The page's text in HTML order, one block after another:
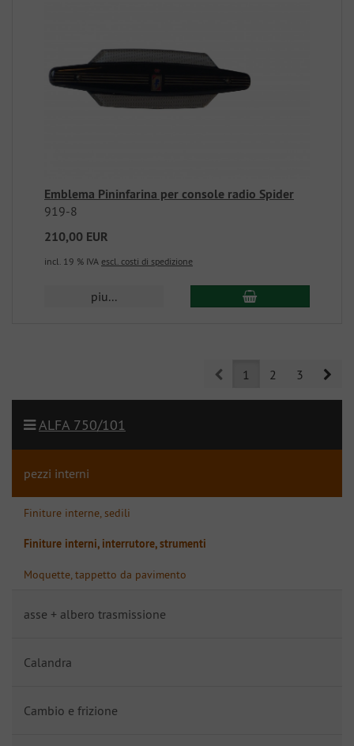
Emblema Pininfarina per console radio Spider
919-8
210,00 EUR
incl. 19 % IVA escl. costi di spedizione
piu...
Prev1 2 3
ALFA 750/101
pezzi interni
Finiture interne, sedili
Finiture interni, interrutore, strumenti
Moquette, tappetto da pavimento
asse + albero trasmissione
Calandra
Cambio e frizione